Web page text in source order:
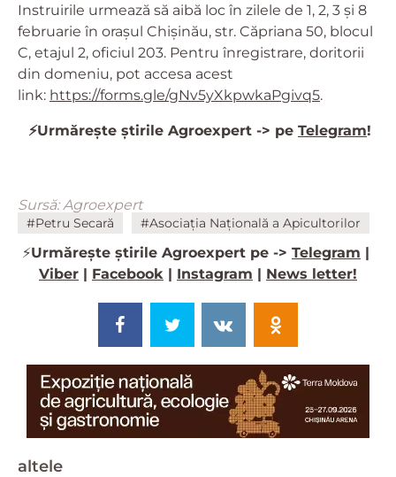
Instruirile urmează să aibă loc în zilele de 1, 2, 3 și 8
februarie în orașul Chișinău, str. Căpriana 50, blocul
C, etajul 2, oficiul 203. Pentru înregistrare, doritorii
din domeniu, pot accesa acest
link: https://forms.gle/gNv5yXkpwkaPgivq5.
⚡Urmărește știrile Agroexpert -> pe Telegram!
Sursă: Agroexpert
#Petru Secară #Asociația Națională a Apicultorilor
⚡️Urmărește știrile Agroexpert pe -> Telegram |
Viber | Facebook | Instagram | News letter!
altele